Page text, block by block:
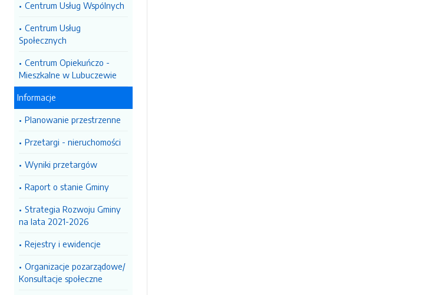
Centrum Usług Wspólnych
Centrum Usług
Społecznych
Centrum Opiekuńczo -
Mieszkalne w Lubuczewie
Informacje
Planowanie przestrzenne
Przetargi - nieruchomości
Wyniki przetargów
Raport o stanie Gminy
Strategia Rozwoju Gminy
na lata 2021-2026
Rejestry i ewidencje
Organizacje pozarządowe/
Konsultacje społeczne